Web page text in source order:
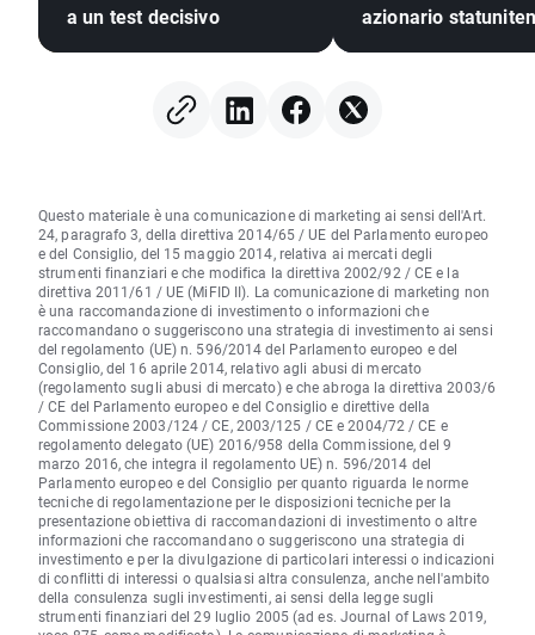
a un test decisivo
azionario
Questo materiale è una comunicazione di marketing ai sensi dell'Art.
24, paragrafo 3, della direttiva 2014/65 / UE del Parlamento europeo
e del Consiglio, del 15 maggio 2014, relativa ai mercati degli
strumenti finanziari e che modifica la direttiva 2002/92 / CE e la
direttiva 2011/61 / UE (MiFID II). La comunicazione di marketing non
è una raccomandazione di investimento o informazioni che
raccomandano o suggeriscono una strategia di investimento ai sensi
del regolamento (UE) n. 596/2014 del Parlamento europeo e del
Consiglio, del 16 aprile 2014, relativo agli abusi di mercato
(regolamento sugli abusi di mercato) e che abroga la direttiva 2003/6
/ CE del Parlamento europeo e del Consiglio e direttive della
Commissione 2003/124 / CE, 2003/125 / CE e 2004/72 / CE e
regolamento delegato (UE) 2016/958 della Commissione, del 9
marzo 2016, che integra il regolamento UE) n. 596/2014 del
Parlamento europeo e del Consiglio per quanto riguarda le norme
tecniche di regolamentazione per le disposizioni tecniche per la
presentazione obiettiva di raccomandazioni di investimento o altre
informazioni che raccomandano o suggeriscono una strategia di
investimento e per la divulgazione di particolari interessi o indicazioni
di conflitti di interessi o qualsiasi altra consulenza, anche nell'ambito
della consulenza sugli investimenti, ai sensi della legge sugli
strumenti finanziari del 29 luglio 2005 (ad es. Journal of Laws 2019,